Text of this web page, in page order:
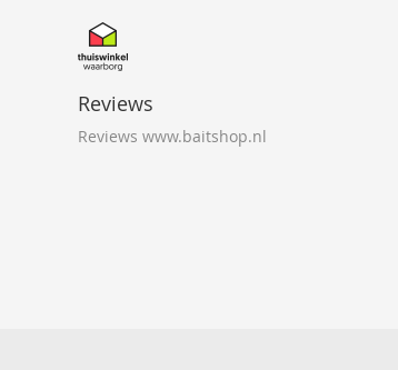
Reviews
Reviews www.baitshop.nl